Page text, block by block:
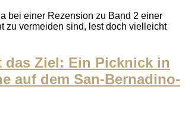
bei einer Rezension zu Band 2 einer
zu vermeiden sind, lest doch vielleicht
das Ziel: Ein Picknick in
auf dem San-Bernadino-